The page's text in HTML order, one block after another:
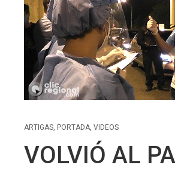
ARTIGAS PORTADA VIDEOS
VOLVIÓ AL